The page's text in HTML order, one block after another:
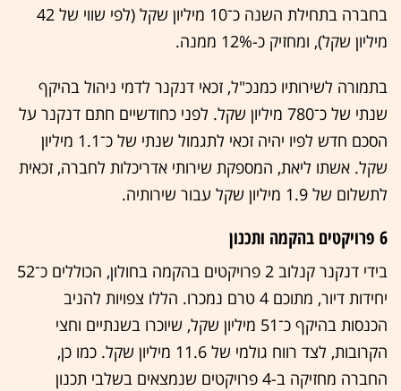
בחברה בתחילת השנה כ־10 מיליון שקל (לפי שווי של 42
מיליון שקל), ומחזיק כ-12% ממנה.
בתמורה לשירותיו כמנכ"ל, זכאי דנקנר לדמי ניהול בהיקף
שנתי של כ־780 מיליון שקל. לפני כחודשיים חתם דנקנר על
הסכם חדש לפיו יהיה זכאי לתגמול שנתי של כ־1.1 מיליון
שקל. אשתו ליאת, המספקת שירותי אדריכלות לחברה, זכאית
לתשלום של 1.9 מיליון שקל עבור שירותיה.
6 פרויקטים בהקמה ותכנון
בידי דנקנר קנלוב 2 פרויקטים בהקמה בחולון, הכוללים כ־52
יחידות דיור, מתוכם 4 טרם נמכרו. הללו צפויות להניב
הכנסות בהיקף כ־51 מיליון שקל, שיוכרו בשנתיים וחצי
הקרובות, לצד רווח גולמי של 11.6 מיליון שקל. כמו כן,
החברה מחזיקה ב-4 פרויקטים שנמצאים בשלבי תכנון